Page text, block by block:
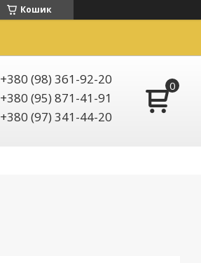
Кошик
+380 (98) 361-92-20
+380 (95) 871-41-91
+380 (97) 341-44-20